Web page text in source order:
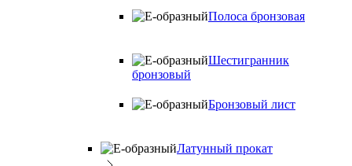
Полоса бронзовая
Шестигранник
бронзовый
Бронзовый лист
Латунный прокат